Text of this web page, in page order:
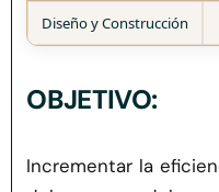
Herramientas
Credenciales
Usuario de Vivienda
Diseño y Construcción
OBJETIVO:
Incrementar la